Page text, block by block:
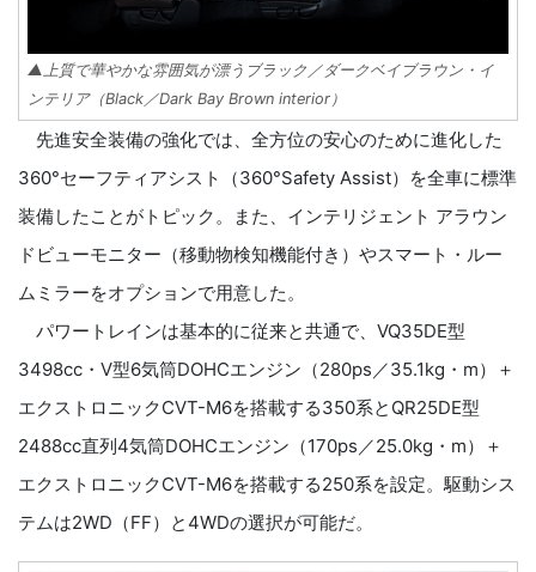
▲上質で華やかな雰囲気が漂うブラック／ダークベイブラウン・イ
ンテリア（Black／Dark Bay Brown interior）
先進安全装備の強化では、全方位の安心のために進化した
360°セーフティアシスト（360°Safety Assist）を全車に標準
装備したことがトピック。また、インテリジェント アラウン
ドビューモニター（移動物検知機能付き）やスマート・ルー
ムミラーをオプションで用意した。
パワートレインは基本的に従来と共通で、VQ35DE型
3498cc・V型6気筒DOHCエンジン（280ps／35.1kg・m）＋
エクストロニックCVT-M6を搭載する350系とQR25DE型
2488cc直列4気筒DOHCエンジン（170ps／25.0kg・m）＋
エクストロニックCVT-M6を搭載する250系を設定。駆動シス
テムは2WD（FF）と4WDの選択が可能だ。